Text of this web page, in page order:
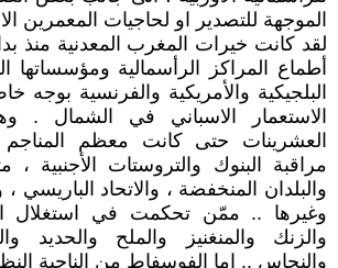
الموجهة للتصدير او لحاجيات المعمرين
لقد كانت خيرات المغرب المعدنية منذ
أطماع المراكز الرأسمالية ومؤسساتها
البلجيكية والأمريكية والفرنسية بوجه
الاستعمار الاسباني في الشمال .
العشرينات حتى كانت معظم المناجم
مراقبة البنوك والتروستات الأجنبية
والبلدان المنخفضة ، والاتحاد الباريسي
وغيرها .. ممّن تحكمت في استغلال
والزنك والمنغنيز والملح والحديد
والنحاس .. اما الفوسفاط من الناحية